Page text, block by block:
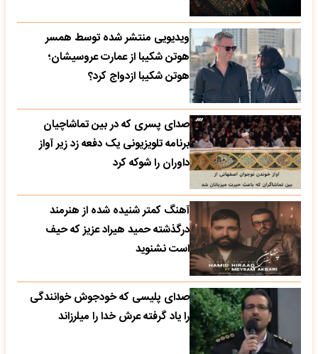
ویدیویی منتشر شده توسط همسر
هوتن شکیبا از عمارت عروسیشان؛
هوتن شکیبا ازدواج کرد؟
صدای پسری که در بین تماشاچیان
برنامه تلویزیونی یک دفعه زد زیر آواز
داوران را شوکه کرد
آهنگ کمتر شنیده شده از هنرمند
درگذشته حمید هیراد عزیز که حیف
است نشنوید
صدای پلیسی که خودجوش خوانندگی
را یاد گرفته عرش خدا را میلرزاند